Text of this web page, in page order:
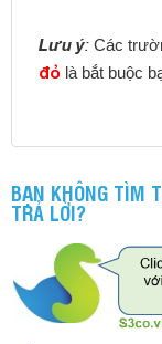
Lưu ý: Các
đỏ là bắt buộc
BẠN KHÔNG TÌM
TRẢ LỜI?